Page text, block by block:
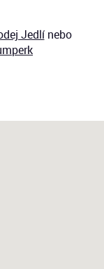
Jedlínebo